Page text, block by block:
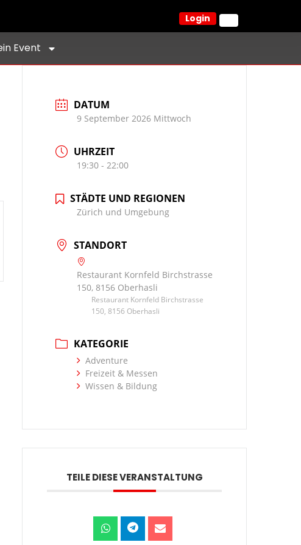
Login
Event
DATUM
9 September 2026 Mittwoch
UHRZEIT
19:30 - 22:00
STÄDTE UND REGIONEN
Zürich und Umgebung
STANDORT
Restaurant Kornfeld Birchstrasse
150, 8156 Oberhasli
Restaurant Kornfeld Birchstrasse
150, 8156 Oberhasli
KATEGORIE
Adventure
Freizeit & Messen
Wissen & Bildung
TEILE DIESE VERANSTALTUNG